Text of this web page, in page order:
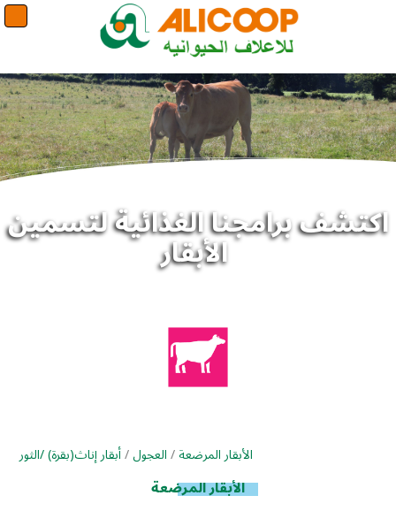
اكتشف برامجنا الغذائية لتسمين
الأبقار
الأبقار المرضعة/العجول/أبقار إناث(بقرة) /الثور
الأبقار المرضعة